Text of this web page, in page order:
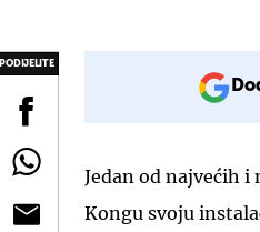
PODIJELITE
Jedan od najvećih
Kongu svoju